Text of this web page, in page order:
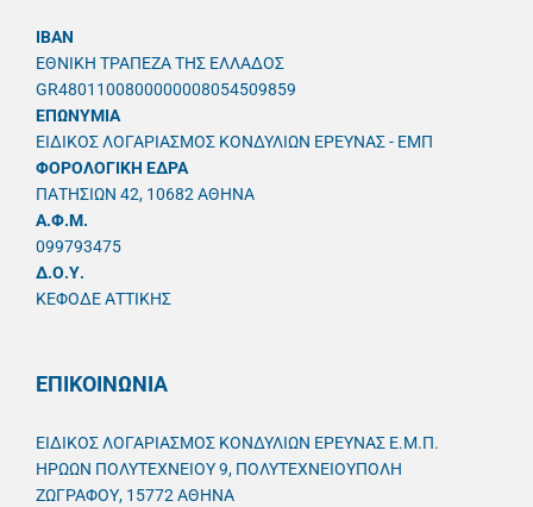
IBAN
ΕΘΝΙΚΗ ΤΡΑΠΕΖΑ ΤΗΣ ΕΛΛΑΔΟΣ
GR4801100800000008054509859
ΕΠΩΝΥΜΙΑ
ΕΙΔΙΚΟΣ ΛΟΓΑΡΙΑΣΜΟΣ ΚΟΝΔΥΛΙΩΝ ΕΡΕΥΝΑΣ - ΕΜΠ
ΦΟΡΟΛΟΓΙΚΗ ΕΔΡΑ
ΠΑΤΗΣΙΩΝ 42, 10682 ΑΘΗΝΑ
A.Φ.Μ.
099793475
Δ.Ο.Υ.
ΚΕΦΟΔΕ ΑΤΤΙΚΗΣ
ΕΠΙΚΟΙΝΩΝΙΑ
ΕΙΔΙΚΟΣ ΛΟΓΑΡΙΑΣΜΟΣ ΚΟΝΔΥΛΙΩΝ ΕΡΕΥΝΑΣ Ε.Μ.Π.
ΗΡΩΩΝ ΠΟΛΥΤΕΧΝΕΙΟΥ 9, ΠΟΛΥΤΕΧΝΕΙΟΥΠΟΛΗ
ΖΩΓΡΑΦΟΥ, 15772 ΑΘΗΝΑ